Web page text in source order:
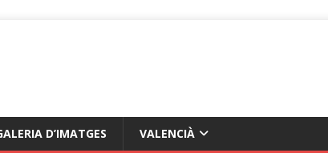
D’IMATGES VALENCIÀ